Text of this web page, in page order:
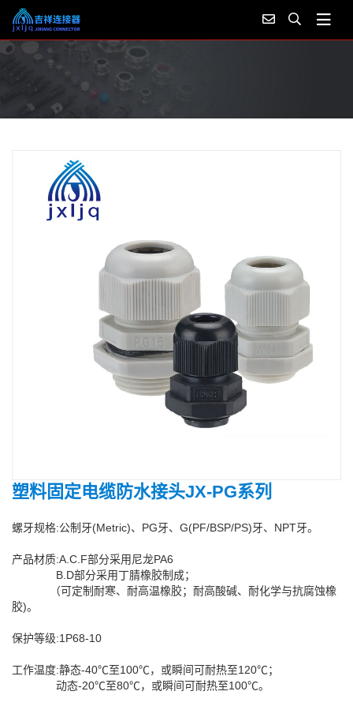
塑料固定电缆防水接头JX-PG系列
螺牙规格:公制牙(Metric)、PG牙、G(PF/BSP/PS)牙、NPT牙。
产品材质:A.C.F部分采用尼龙PA6
B.D部分采用丁腈橡胶制成；
（可定制耐寒、耐高温橡胶；耐高酸碱、耐化学与抗腐蚀橡
胶)。
保护等级:1P68-10
工作温度:静态-40℃至100℃，或瞬间可耐热至120℃；
动态-20℃至80℃，或瞬间可耐热至100℃。